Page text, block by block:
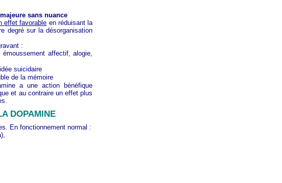
sans nuance
effet favorable en réduisant la
degré sur la désorganisation
:
affectif, alogie,
suicidaire
de la mémoire
a une action bénéfique
et au contraire un effet plus
DOPAMINE
En fonctionnement normal :